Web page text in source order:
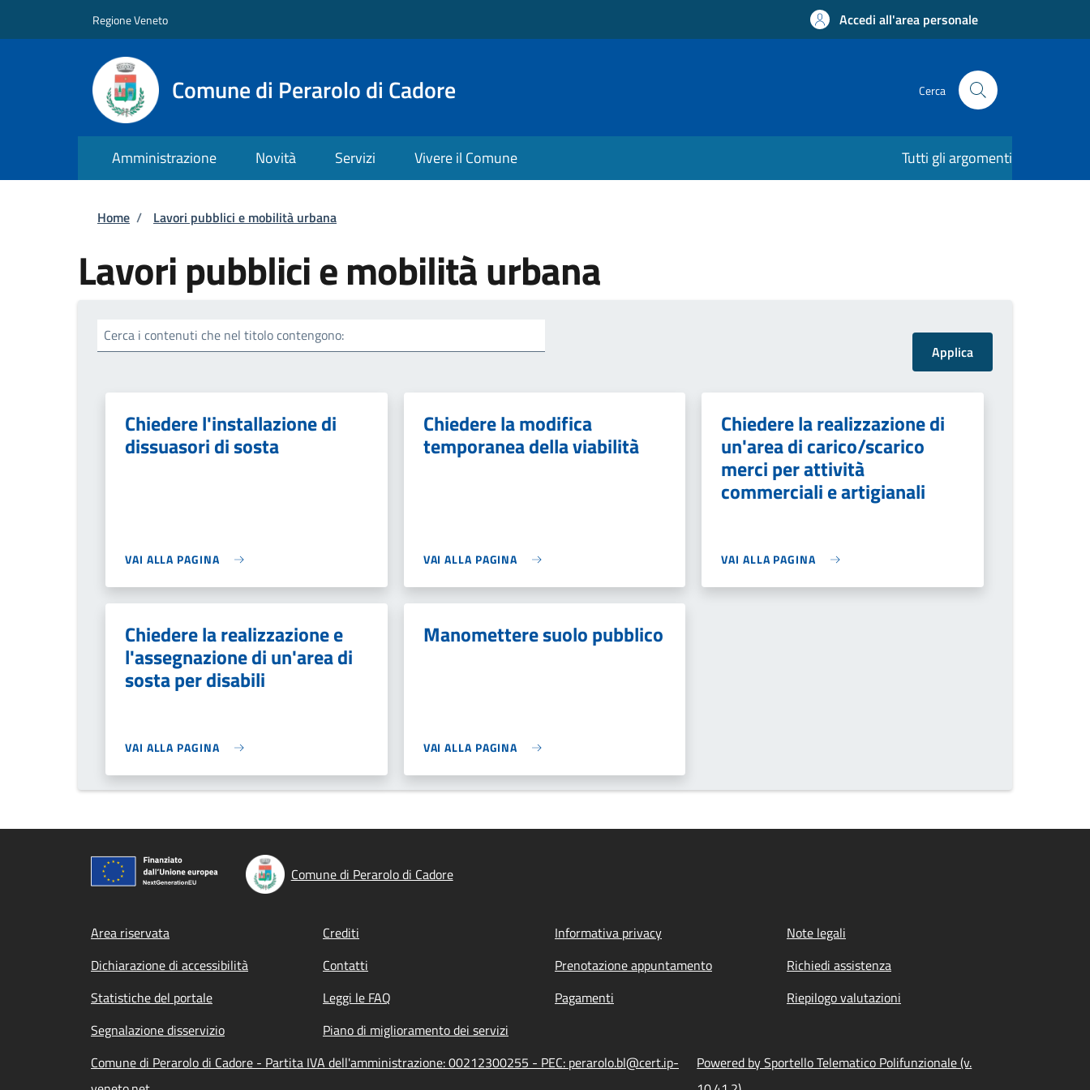
Regione Veneto Accedi all'area personale
Comune di Perarolo di Cadore Cerca
Amministrazione Novità Servizi Vivere il Comune Tutti gli argomenti
Briciole di pane
Home / Lavori pubblici e mobilità urbana
Lavori pubblici e mobilità urbana
Cerca i contenuti che nel titolo contengono:
Chiedere l'installazione di
dissuasori di sosta
VAI ALLA PAGINA
Chiedere la modifica
temporanea della viabilità
VAI ALLA PAGINA
Chiedere la realizzazione di
un'area di carico/scarico
merci per attività
commerciali e artigianali
VAI ALLA PAGINA
Chiedere la realizzazione e
l'assegnazione di un'area di
sosta per disabili
VAI ALLA PAGINA
Manomettere suolo pubblico
VAI ALLA PAGINA
Comune di Perarolo di Cadore
Footer menu
Area riservata Crediti Informativa privacy
Note legali
Dichiarazione di accessibilità
Contatti Prenotazione appuntamento
Richiedi assistenza
Statistiche del portale
Leggi le FAQ Pagamenti
Riepilogo valutazioni
Segnalazione disservizio
Piano di miglioramento dei servizi
Comune di Perarolo di Cadore - Partita IVA dell'amministrazione: 00212300255 - PEC: perarolo.bl@cert.ip-
Powered by Sportello Telematico Polifunzionale (v.